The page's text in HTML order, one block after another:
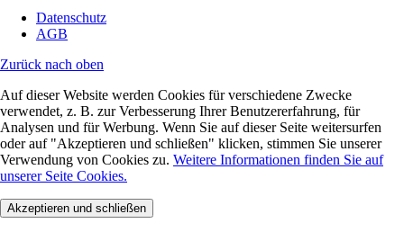
Datenschutz
AGB
Zurück nach oben
Auf dieser Website werden Cookies für verschiedene Zwecke
verwendet, z. B. zur Verbesserung Ihrer Benutzererfahrung, für
Analysen und für Werbung. Wenn Sie auf dieser Seite weitersurfen
oder auf "Akzeptieren und schließen" klicken, stimmen Sie unserer
Verwendung von Cookies zu. Weitere Informationen finden Sie auf
unserer Seite Cookies.
Akzeptieren und schließen